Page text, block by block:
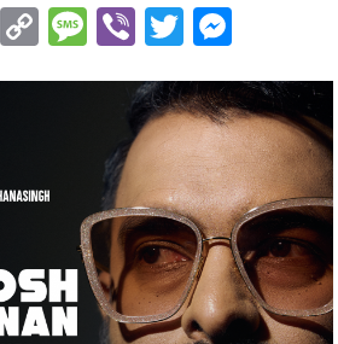
XINGCopyMessage
ViberTwitter